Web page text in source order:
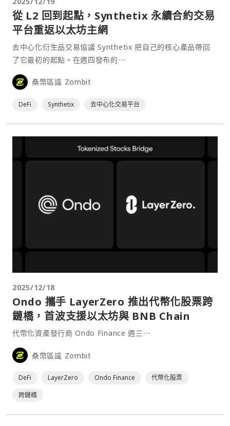
從 L2 回到起點，Synthetix 永續合約交易
平台重返以太坊主網
去中心化衍生品交易協議 Synthetix 把自己的核心產品帶回
了它最初的起點。在週四發布的⋯
桑幣區識 Zombit
DeFi Synthetix 去中心化交易平台
2025/12/18
Ondo 攜手 LayerZero 推出代幣化股票跨
鏈橋，首波支援以太坊與 BNB Chain
代幣化資產發行商 Ondo Finance 週三⋯
桑幣區識 Zombit
DeFi LayerZero Ondo Finance
代幣化股票
跨鏈橋